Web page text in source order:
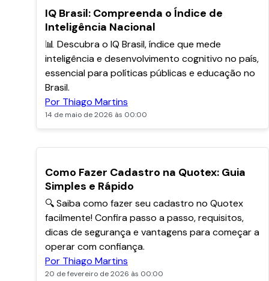
POPULARES
IQ Brasil: Compreenda o Índice de
Inteligência Nacional
📊 Descubra o IQ Brasil, índice que mede
inteligência e desenvolvimento cognitivo no país,
essencial para políticas públicas e educação no
Brasil.
Por Thiago Martins
14 de maio de 2026 às 00:00
POPULARES
Como Fazer Cadastro na Quotex: Guia
Simples e Rápido
🔍 Saiba como fazer seu cadastro no Quotex
facilmente! Confira passo a passo, requisitos,
dicas de segurança e vantagens para começar a
operar com confiança.
Por Thiago Martins
20 de fevereiro de 2026 às 00:00